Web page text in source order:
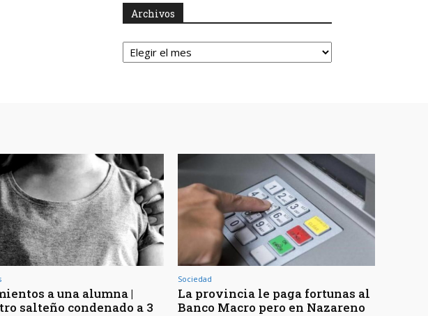
Archivos
Archivos
a una alumna |
salteño condenado a 3
Sociedad
La provincia le paga fortunas al
Banco Macro pero en Nazareno